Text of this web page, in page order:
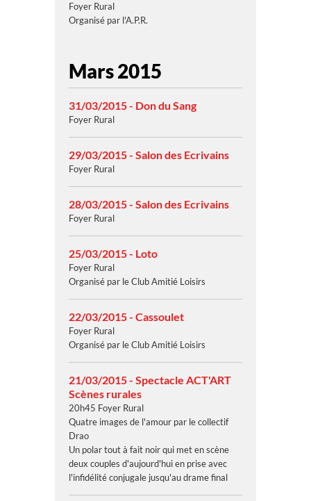
Foyer Rural
Organisé par l'A.P.R.
Mars 2015
31/03/2015 - Don du Sang
Foyer Rural
29/03/2015 - Salon des Ecrivains
Foyer Rural
28/03/2015 - Salon des Ecrivains
Foyer Rural
25/03/2015 - Loto
Foyer Rural
Organisé par le Club Amitié Loisirs
22/03/2015 - Cassoulet
Foyer Rural
Organisé par le Club Amitié Loisirs
21/03/2015 - Spectacle ACT'ART
Scènes rurales
20h45 Foyer Rural
Quatre images de l'amour par le collectif
Drao
Un polar tout à fait noir qui met en scène
deux couples d'aujourd'hui en prise avec
l'infidélité conjugale jusqu'au drame final